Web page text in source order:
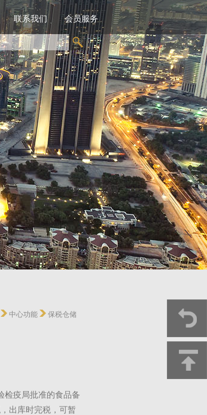
联系我们 会员服务
中心功能 保税仓储
检疫局批准的食品备
出库时完税，可暂